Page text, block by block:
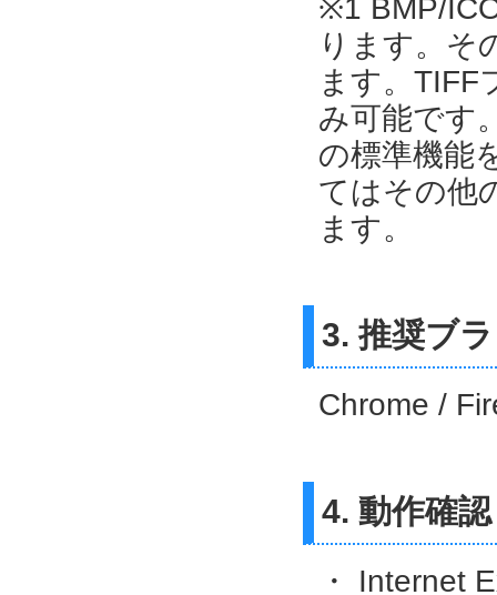
※1 BMP/
ります。そ
ます。TIFF
み可能です
の標準機能
てはその他
ます。
3. 推奨ブ
Chrome /
4. 動作確認
・ Internet